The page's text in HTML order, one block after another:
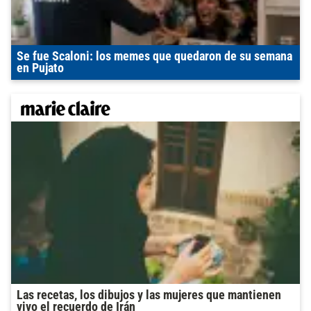
Se fue Scaloni: los memes que quedaron de su semana
en Pujato
Las recetas, los dibujos y las mujeres que mantienen
vivo el recuerdo de Irán